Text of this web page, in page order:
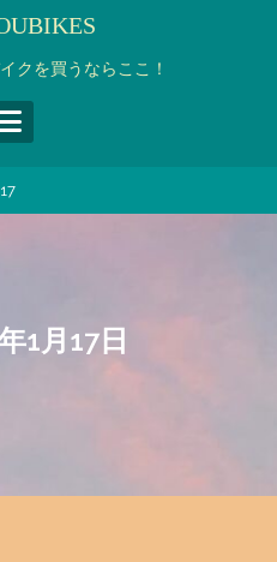
クを買うならここ！
17
1月17日